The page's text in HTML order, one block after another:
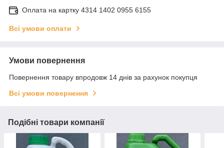
Оплата на картку 4314 1402 0955 6155
Всі умови оплати
Умови повернення
Повернення товару впродовж 14 днів за рахунок покупця
Всі умови повернення
Подібні товари компанії